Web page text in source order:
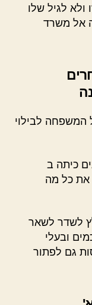
ולא לגיל שלו
אל משרד
המשפחה לבילוי
כיתה ב
את כל מה
לשדר לשאר
ובעלי
גם לפתור